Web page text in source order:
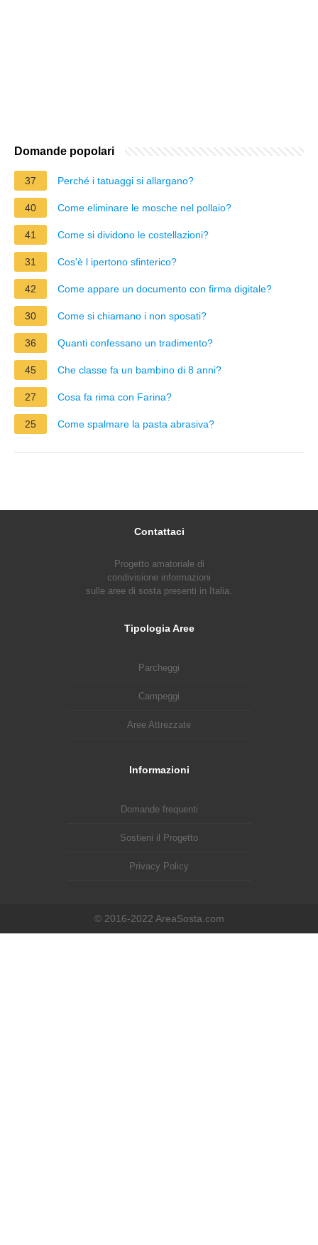
Domande popolari
37 Perché i tatuaggi si allargano?
40 Come eliminare le mosche nel pollaio?
41 Come si dividono le costellazioni?
31 Cos'è l ipertono sfinterico?
42 Come appare un documento con firma digitale?
30 Come si chiamano i non sposati?
36 Quanti confessano un tradimento?
45 Che classe fa un bambino di 8 anni?
27 Cosa fa rima con Farina?
25 Come spalmare la pasta abrasiva?
Contattaci
Progetto amatoriale di
condivisione informazioni
sulle aree di sosta presenti in Italia.
Tipologia Aree
Parcheggi
Campeggi
Aree Attrezzate
Informazioni
Domande frequenti
Sostieni il Progetto
Privacy Policy
© 2016-2022 AreaSosta.com